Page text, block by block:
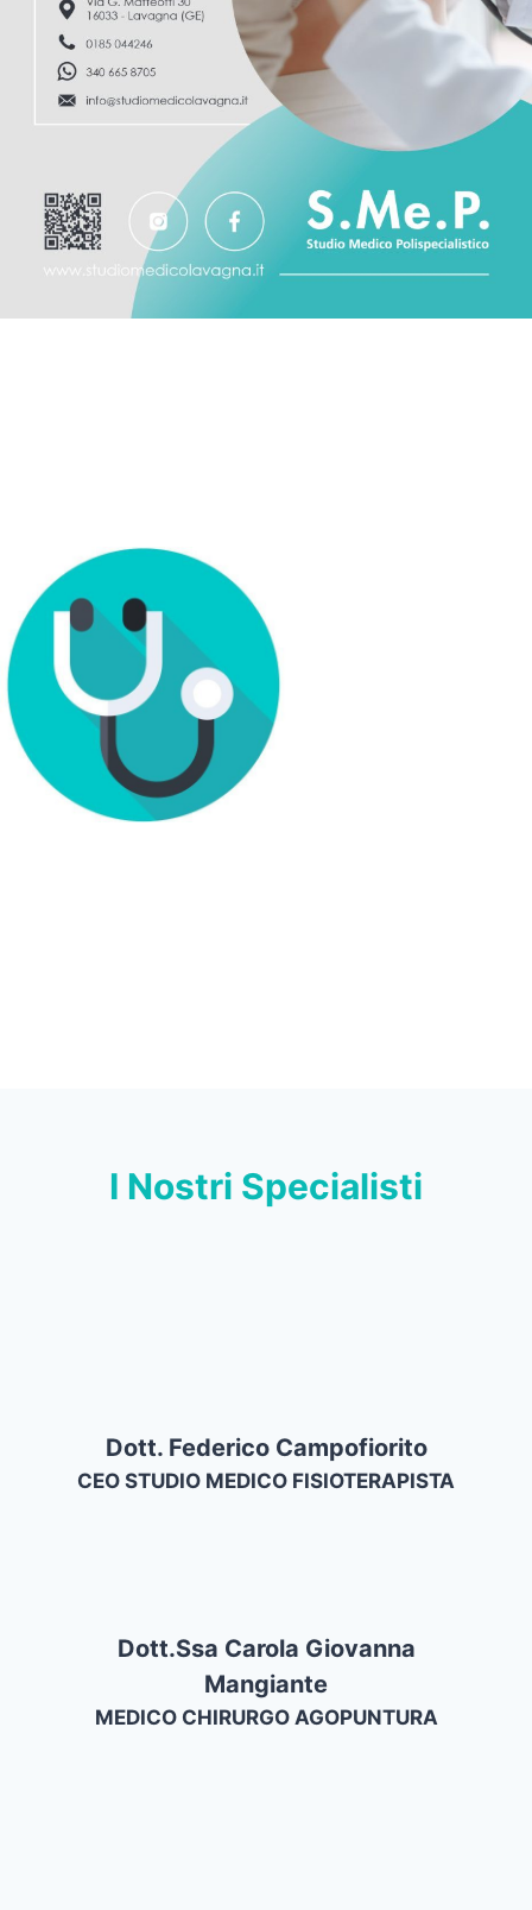
I Nostri Specialisti
Dott. Federico Campofiorito
CEO STUDIO MEDICO FISIOTERAPISTA
Dott.ssa Carola Giovanna
Mangiante
MEDICO CHIRURGO AGOPUNTURA